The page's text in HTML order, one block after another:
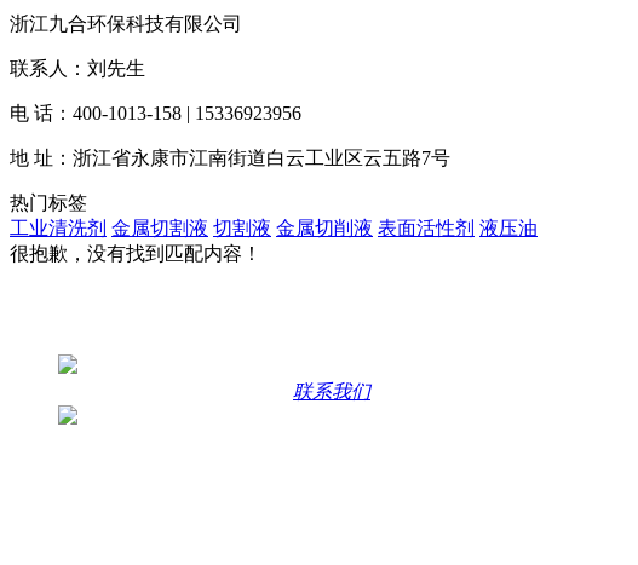
浙江九合环保科技有限公司
联系人：刘先生
电 话：400-1013-158 | 15336923956
地 址：浙江省永康市江南街道白云工业区云五路7号
热门标签
工业清洗剂 金属切割液 切割液 金属切削液 表面活性剂 液压油
很抱歉，没有找到匹配内容！
联系我们